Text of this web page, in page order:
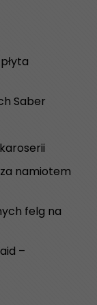
Saber
namiotem
felg na
–